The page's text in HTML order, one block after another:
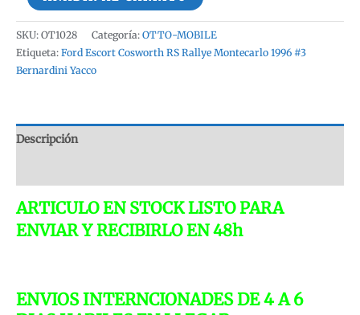
Escort
Cosworth
RS
Rallye
#3
1:18
otto-
Edition
SKU: OT1028 Categoría: OTTO-MOBILE
Etiqueta: Ford Escort Cosworth RS Rallye Montecarlo 1996 #3
Bernardini Yacco
Descripción
ARTICULO EN STOCK LISTO PARA
ENVIAR Y RECIBIRLO EN 48h
ENVIOS INTERNCIONADES DE 4 A 6